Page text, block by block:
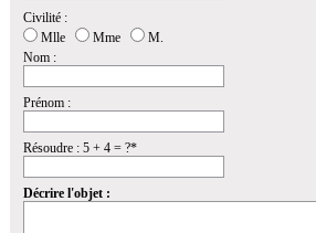
Civilité :
Mlle
Mme
M.
Nom :
Prénom :
Résoudre : 5 + 4 = ?*
Décrire l'objet :